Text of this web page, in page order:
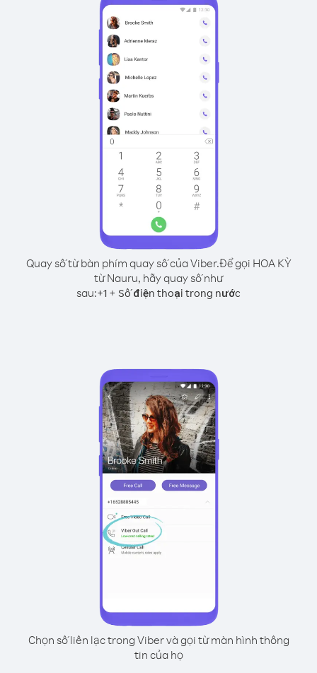
Quay số từ bàn phím quay số của Viber.Để gọi HOA KỲ
từ Nauru, hãy quay số như
sau:+1 + Số điện thoại trong nước
Chọn số liên lạc trong Viber và gọi từ màn hình thông
tin của họ